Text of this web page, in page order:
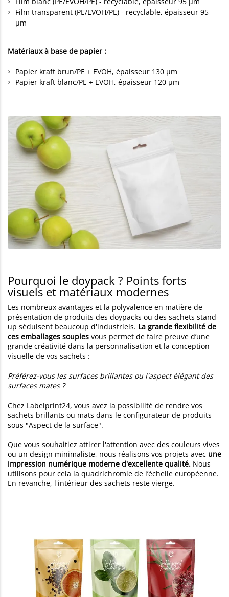
Film transparent (PE/EVOH/PE) - recyclable, épaisseur 95
µm
Matériaux à base de papier :
Papier kraft brun/PE + EVOH, épaisseur 130 µm
Papier kraft blanc/PE + EVOH, épaisseur 120 µm
Pourquoi le doypack ? Points forts
visuels et matériaux modernes
Les nombreux avantages et la polyvalence en matière de
présentation de produits des doypacks ou des sachets stand-
up séduisent beaucoup d'industriels. La grande flexibilité de
ces emballages souples vous permet de faire preuve d’une
grande créativité dans la personnalisation et la conception
visuelle de vos sachets :
Préférez-vous les surfaces brillantes ou l'aspect élégant des
surfaces mates ?
Chez Labelprint24, vous avez la possibilité de rendre vos
sachets brillants ou mats dans le configurateur de produits
sous "Aspect de la surface".
Que vous souhaitiez attirer l'attention avec des couleurs vives
ou un design minimaliste, nous réalisons vos projets avec une
impression numérique moderne d'excellente qualité. Nous
utilisons pour cela la quadrichromie de l’échelle européenne.
En revanche, l'intérieur des sachets reste vierge.